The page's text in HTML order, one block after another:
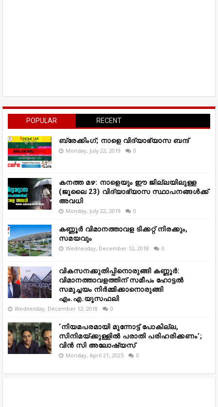
POPULAR RECENT
ബ്രേക്കിംഗ്; നാളെ വിദ്യാഭ്യാസ ബന്ദ്
Monday, July 22, 2019 0
കനത്ത മഴ: നാളെയും ഈ ജില്ലയിലുള്ള
(ജൂലൈ 23) വിദ്യാഭ്യാസ സ്ഥാപനങ്ങൾക്ക്
അവധി
Monday, July 22, 2019 0
കണ്ണൂർ വിമാനത്താവള ടിക്കറ്റ് നിരക്കും,
സമയവും
Wednesday, December 12, 2018 0
വികസനക്കുതിപ്പിനൊരുങ്ങി കണ്ണൂർ:
വിമാനത്താവളത്തിന് സമീപം ഹോട്ടൽ
സമുച്ചയം നിർമ്മിക്കാനൊരുങ്ങി
എം.എ.യൂസഫലി
Wednesday, December 12, 2018 0
‘നിയമപരമായി മുന്നോട്ട് പോകില്ല,
സിനിമയ്ക്കുള്ളിൽ പരാതി പരിഹരിക്കണം’;
വിൻ സി അലോഷ്യസ്
Monday, April 21, 2025 0